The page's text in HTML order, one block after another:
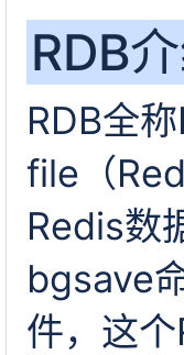
RDB
RDB全
file（
Redis数
bgsave
件，这